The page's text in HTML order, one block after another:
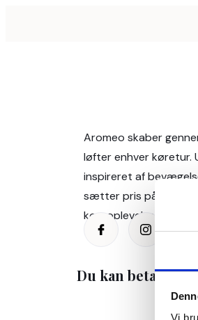
Vi
Aromeo skaber
løfter enhver køretur.
inspireret af
sætter pris på en
køreoplevelse, der
Du kan betale